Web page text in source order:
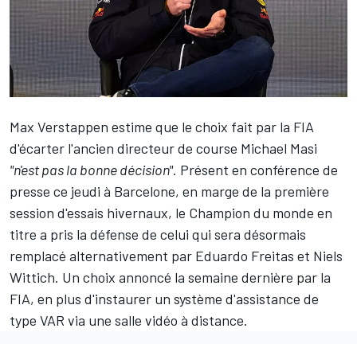
Max Verstappen estime que le choix fait par la FIA
d'écarter l'ancien directeur de course Michael Masi
"n'est pas la bonne décision". Présent en conférence de
presse ce jeudi à Barcelone, en marge de la première
session d'essais hivernaux, le Champion du monde en
titre a pris la défense de celui qui sera désormais
remplacé alternativement par Eduardo Freitas et Niels
Wittich. Un choix annoncé la semaine dernière par la
FIA, en plus d'instaurer un système d'assistance de
type VAR via une salle vidéo à distance.